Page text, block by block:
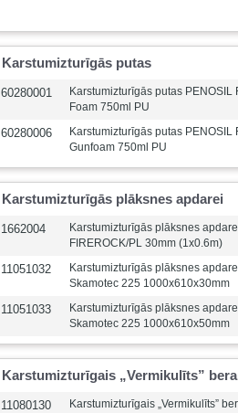
Karstumizturīgās putas
60280001
Karstumizturīgās putas PENOSIL
Foam 750ml PU
60280006
Karstumizturīgās putas PENOSIL
Gunfoam 750ml PU
Karstumizturīgās plāksnes apdarei
1662004
Karstumizturīgās plāksnes
FIREROCK/PL 30mm (1x0.6m)
11051032
Karstumizturīgās plāksnes
Skamotec 225 1000x610x30mm
11051033
Karstumizturīgās plāksnes
Skamotec 225 1000x610x50mm
Karstumizturīgais „Vermikulīts”
11080130
Karstumizturīgais „Vermikulīts”